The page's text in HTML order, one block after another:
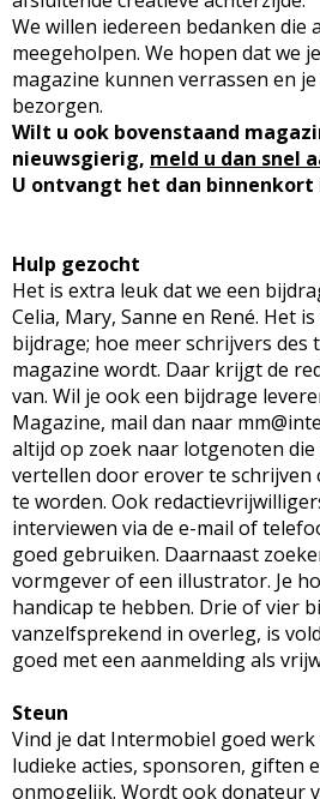
We willen iedereen bedanken die
meegeholpen. We hopen dat we
magazine kunnen verrassen en
bezorgen.
Wilt u ook bovenstaand
nieuwsgierig, meld u dan snel
U ontvangt het dan binnenkort
Hulp gezocht
Het is extra leuk dat we een
Celia, Mary, Sanne en René. Het
bijdrage; hoe meer schrijvers des
magazine wordt. Daar krijgt de
van. Wil je ook een bijdrage
Magazine, mail dan naar
altijd op zoek naar lotgenoten
vertellen door erover te
te worden. Ook
interviewen via de e-mail of
goed gebruiken. Daarnaast
vormgever of een illustrator. Je
handicap te hebben. Drie of vier
vanzelfsprekend in overleg, is
goed met een aanmelding als
Steun
Vind je dat Intermobiel goed
ludieke acties, sponsoren, giften
onmogelijk. Wordt ook donateur